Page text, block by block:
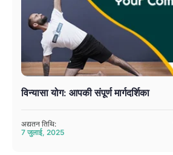
विन्यासा योग: आपकी संपूर्ण मार्गदर्शिका
अद्यतन तिथि:
7 जुलाई, 2025